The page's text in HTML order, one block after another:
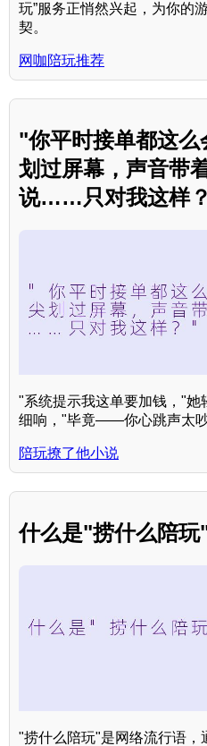
玩”服务正悄然兴起，为你的
契。
网咖陪玩推荐
"你平时接单都这
划过屏幕，声音带
说……只对我这样
"系统提示我这单要加钱，"她
细响，"毕竟——你心跳声太
陪玩撩了他小说
什么是"捞什么陪玩
"捞什么陪玩"是网络流行语，